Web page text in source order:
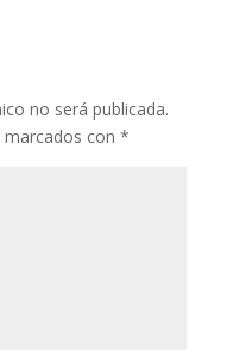
no será publicada.
con *